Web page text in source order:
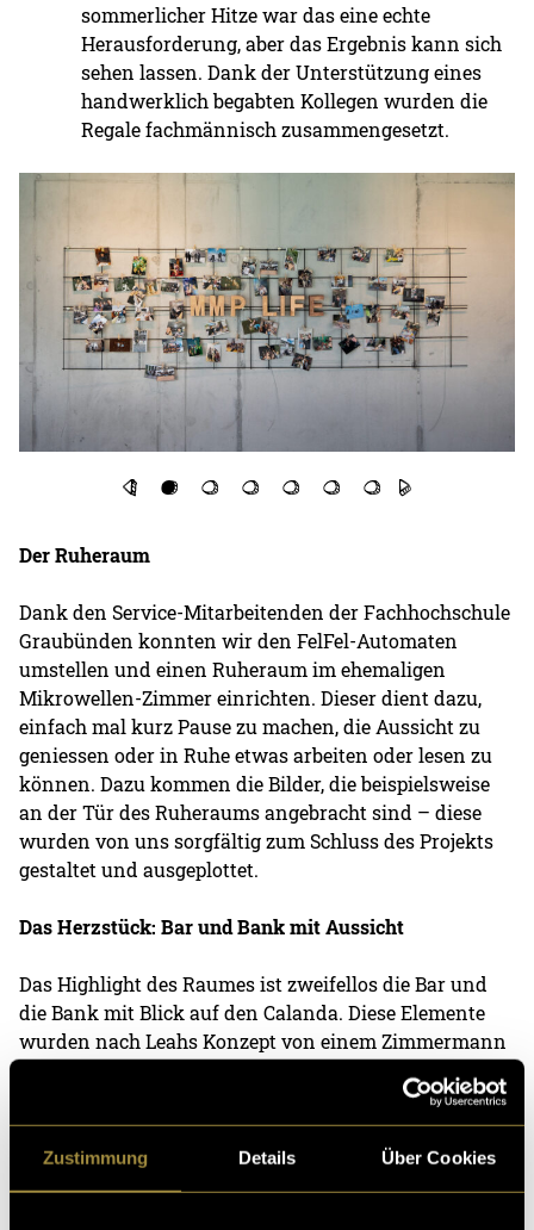
Zustimmung Details Über Cookies
sommerlicher Hitze war das eine echte
Herausforderung, aber das Ergebnis kann sich
sehen lassen. Dank der Unterstützung eines
handwerklich begabten Kollegen wurden die
Regale fachmännisch zusammengesetzt.
Der Ruheraum
Dank den Service-Mitarbeitenden der Fachhochschule
Graubünden konnten wir den FelFel-Automaten
umstellen und einen Ruheraum im ehemaligen
Mikrowellen-Zimmer einrichten. Dieser dient dazu,
einfach mal kurz Pause zu machen, die Aussicht zu
geniessen oder in Ruhe etwas arbeiten oder lesen zu
können. Dazu kommen die Bilder, die beispielsweise
an der Tür des Ruheraums angebracht sind – diese
wurden von uns sorgfältig zum Schluss des Projekts
gestaltet und ausgeplottet.
Das Herzstück: Bar und Bank mit Aussicht
Das Highlight des Raumes ist zweifellos die Bar und
die Bank mit Blick auf den Calanda. Diese Elemente
wurden nach Leahs Konzept von einem Zimmermann
wir die fertigen Stücke nach Chur transportiert und
vor Ort aufgebaut. Nun bieten sie den Studierenden
einen perfekten Ort zum Arbeiten, Mittagessen oder
einfach zum Entspannen.